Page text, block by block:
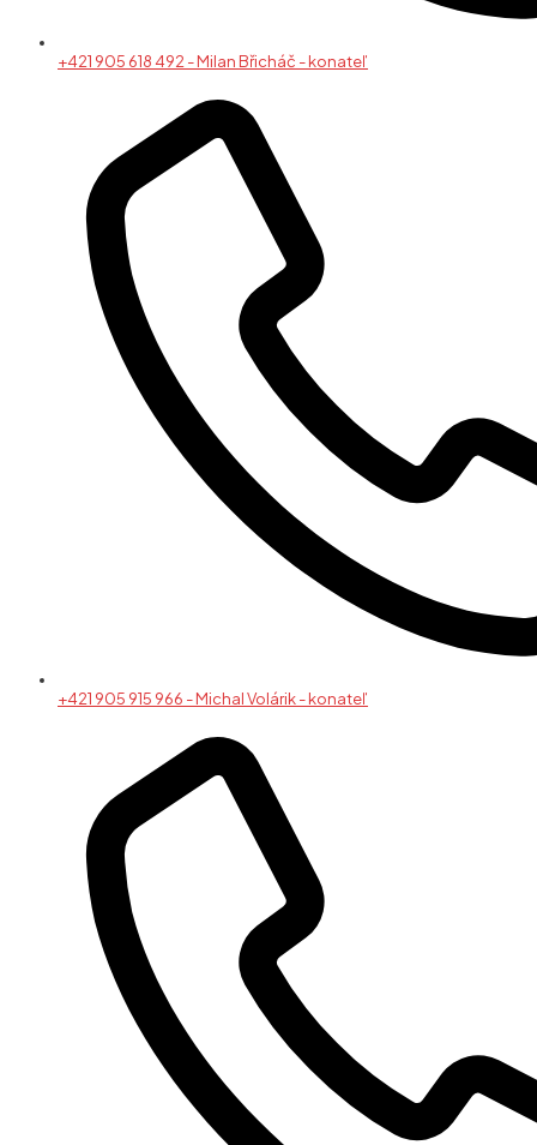
+421 905 618 492 - Milan Břicháč - konateľ
+421 905 915 966 - Michal Volárik - konateľ